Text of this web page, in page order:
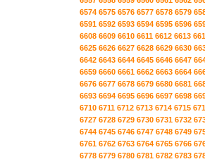
6574 6575 6576 6577 6578 6579
6591 6592 6593 6594 6595 6596
6608 6609 6610 6611 6612 6613
6625 6626 6627 6628 6629 6630
6642 6643 6644 6645 6646 6647
6659 6660 6661 6662 6663 6664
6676 6677 6678 6679 6680 6681
6693 6694 6695 6696 6697 6698
6710 6711 6712 6713 6714 6715
6727 6728 6729 6730 6731 6732
6744 6745 6746 6747 6748 6749
6761 6762 6763 6764 6765 6766
6778 6779 6780 6781 6782 6783